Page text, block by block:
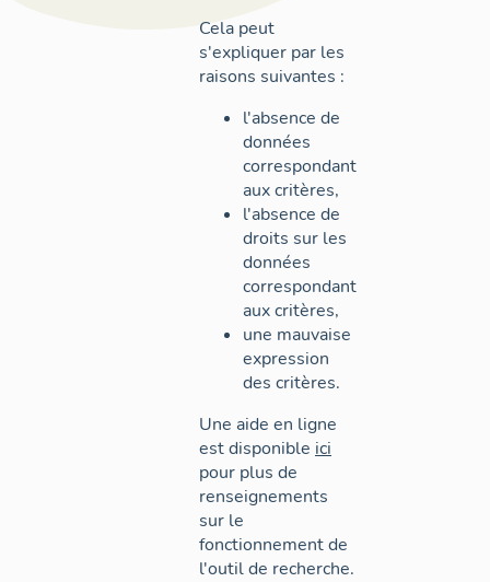
Cela peut
s'expliquer par les
raisons suivantes :
l'absence de
données
correspondant
aux critères,
l'absence de
droits sur les
données
correspondant
aux critères,
une mauvaise
expression
des critères.
Une aide en ligne
est disponible ici
pour plus de
renseignements
sur le
fonctionnement de
l'outil de recherche.